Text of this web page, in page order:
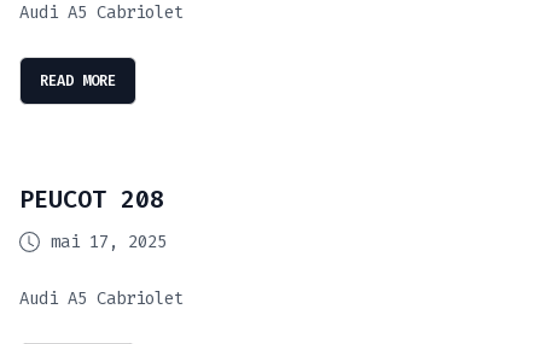
Audi A5 Cabriolet
READ MORE
PEUCOT 208
mai 17, 2025
Audi A5 Cabriolet